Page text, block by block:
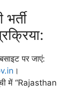
पर जाएं:
।
में “Rajasthan